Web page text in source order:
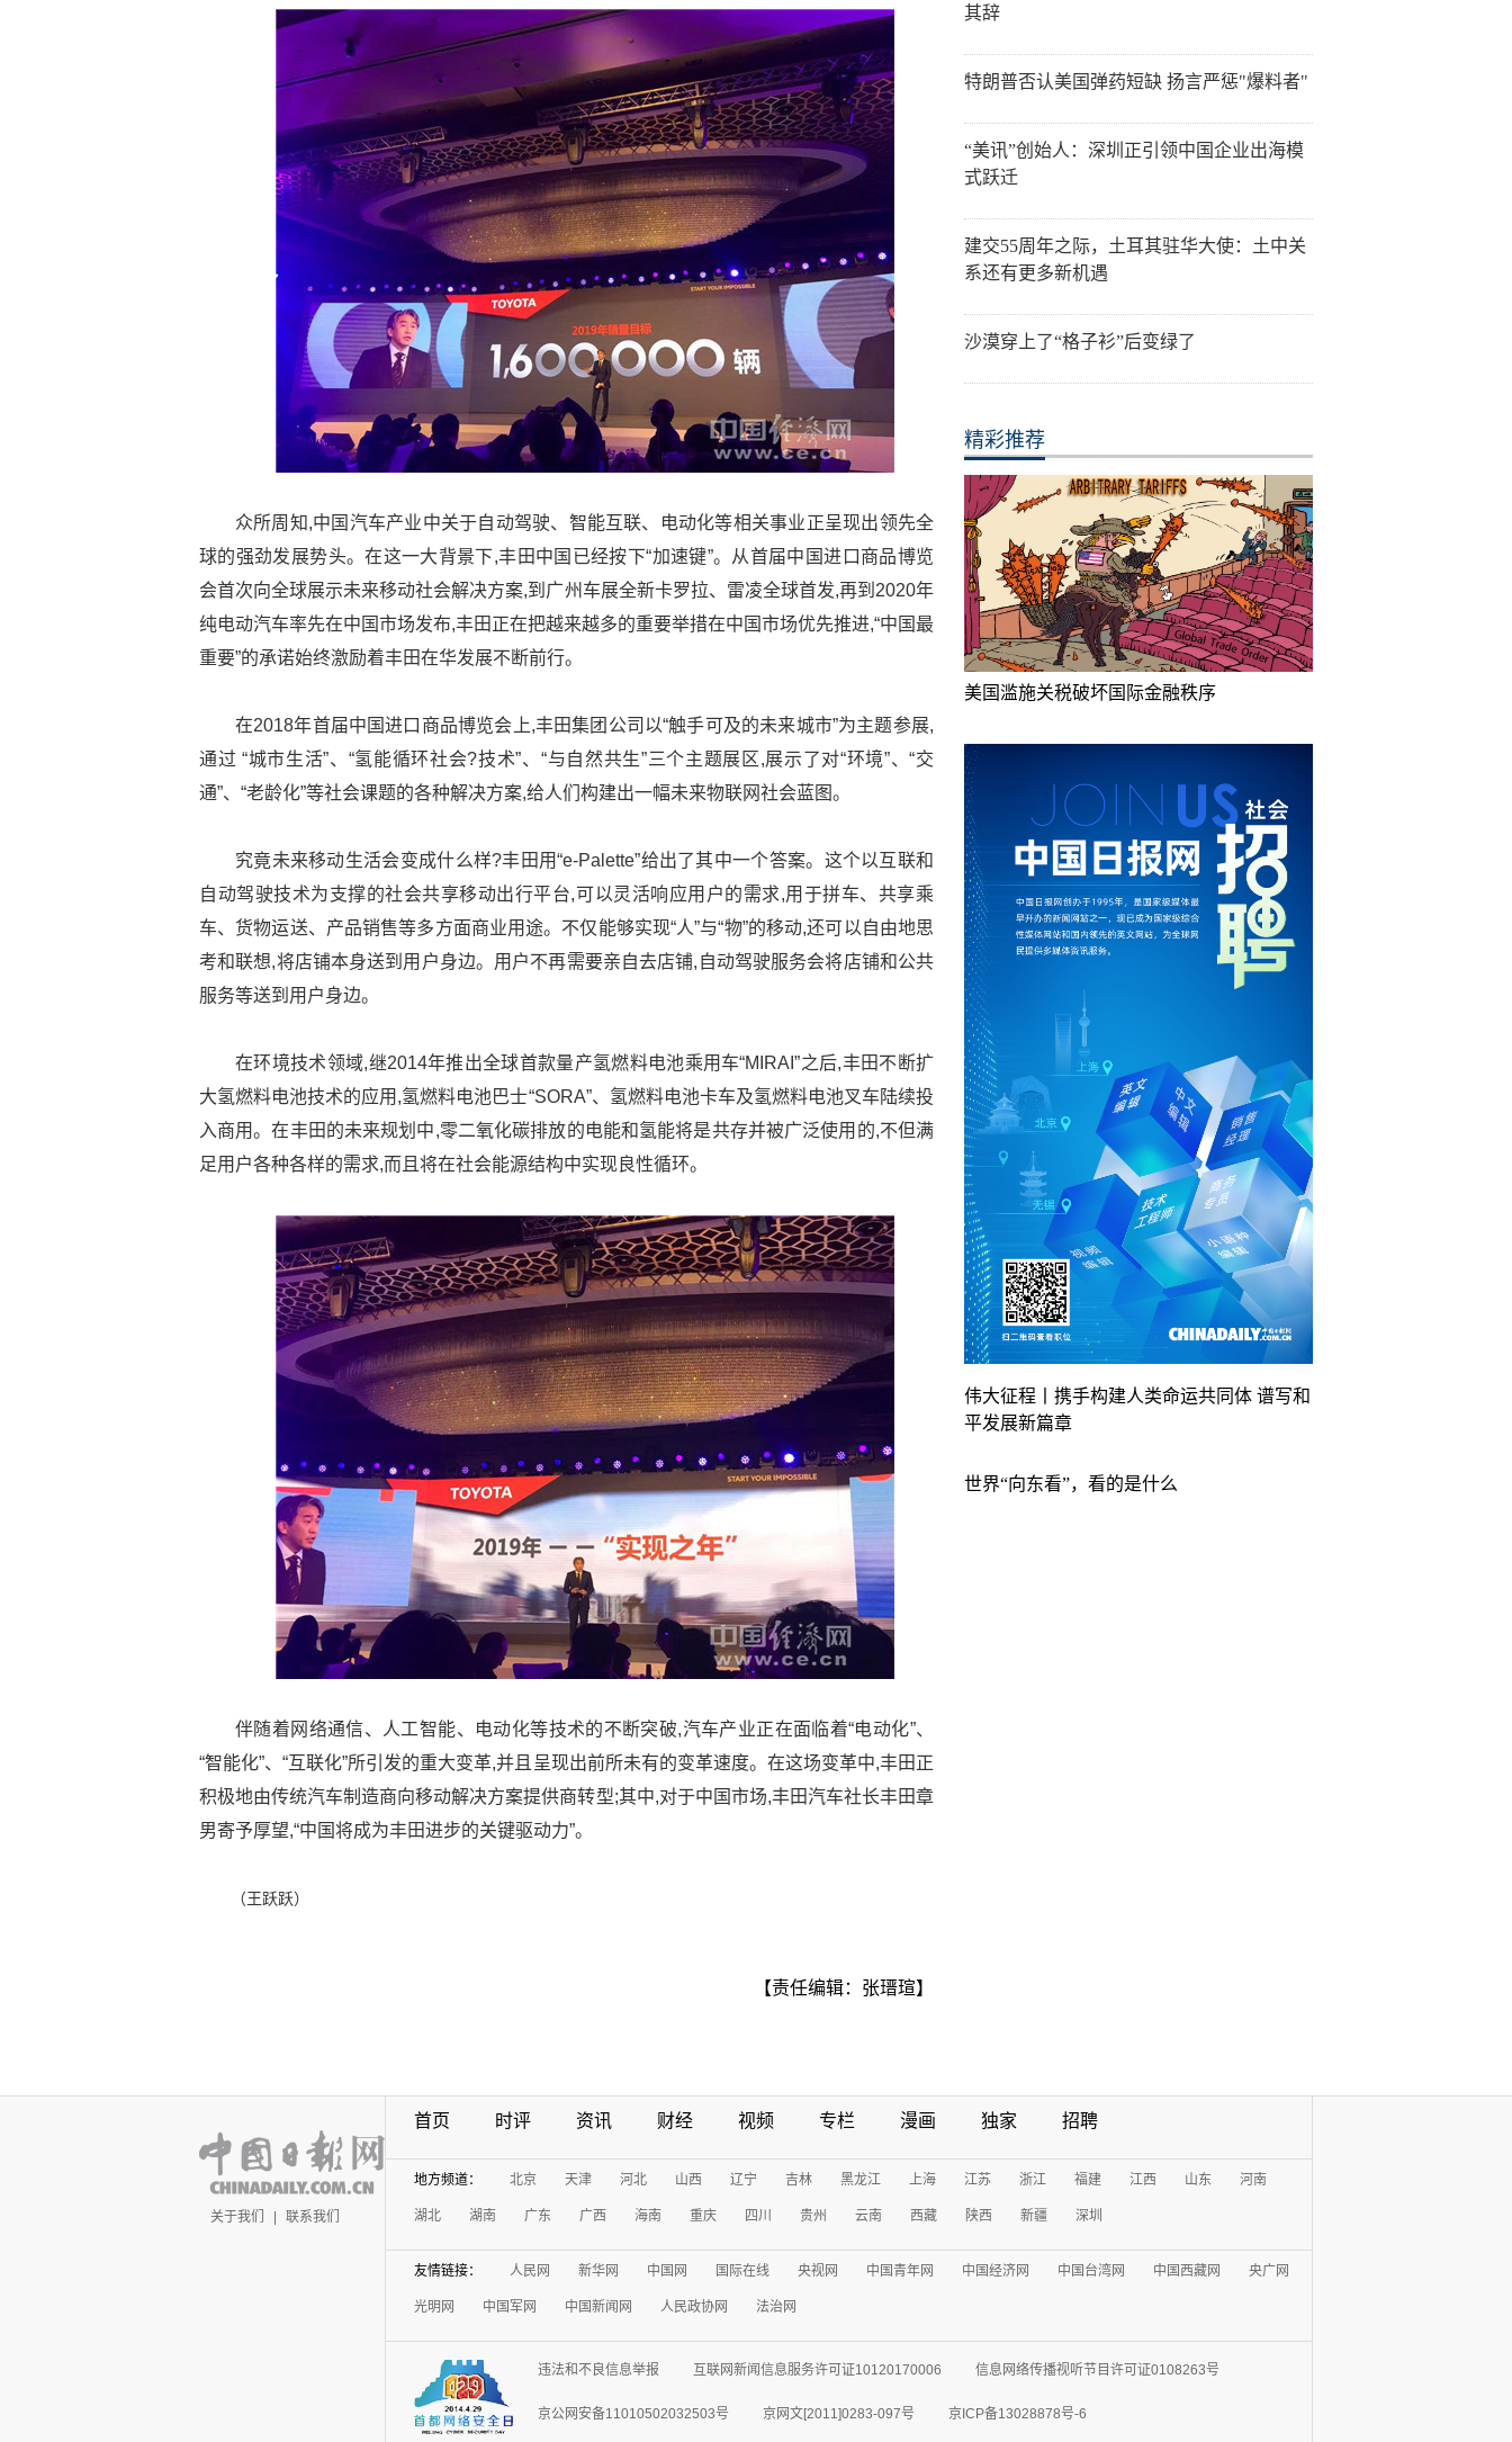
众所周知,中国汽车产业中关于自动驾驶、智能互联、电动化等相关事业正呈现出领先全
球的强劲发展势头。在这一大背景下,丰田中国已经按下“加速键”。从首届中国进口商品博览
会首次向全球展示未来移动社会解决方案,到广州车展全新卡罗拉、雷凌全球首发,再到2020年
纯电动汽车率先在中国市场发布,丰田正在把越来越多的重要举措在中国市场优先推进,“中国最
重要”的承诺始终激励着丰田在华发展不断前行。
在2018年首届中国进口商品博览会上,丰田集团公司以“触手可及的未来城市”为主题参展,
通过 “城市生活”、“氢能循环社会?技术”、“与自然共生”三个主题展区,展示了对“环境”、“交
通”、“老龄化”等社会课题的各种解决方案,给人们构建出一幅未来物联网社会蓝图。
究竟未来移动生活会变成什么样?丰田用“e-Palette”给出了其中一个答案。这个以互联和
自动驾驶技术为支撑的社会共享移动出行平台,可以灵活响应用户的需求,用于拼车、共享乘
车、货物运送、产品销售等多方面商业用途。不仅能够实现“人”与“物”的移动,还可以自由地思
考和联想,将店铺本身送到用户身边。用户不再需要亲自去店铺,自动驾驶服务会将店铺和公共
服务等送到用户身边。
在环境技术领域,继2014年推出全球首款量产氢燃料电池乘用车“MIRAI”之后,丰田不断扩
大氢燃料电池技术的应用,氢燃料电池巴士“SORA”、氢燃料电池卡车及氢燃料电池叉车陆续投
入商用。在丰田的未来规划中,零二氧化碳排放的电能和氢能将是共存并被广泛使用的,不但满
足用户各种各样的需求,而且将在社会能源结构中实现良性循环。
伴随着网络通信、人工智能、电动化等技术的不断突破,汽车产业正在面临着“电动化”、
“智能化”、“互联化”所引发的重大变革,并且呈现出前所未有的变革速度。在这场变革中,丰田正
积极地由传统汽车制造商向移动解决方案提供商转型;其中,对于中国市场,丰田汽车社长丰田章
男寄予厚望,“中国将成为丰田进步的关键驱动力”。
（王跃跃）
【责任编辑：张瑨瑄】
其辞
特朗普否认美国弹药短缺 扬言严惩"爆料者"
“美讯”创始人：深圳正引领中国企业出海模
式跃迁
建交55周年之际，土耳其驻华大使：土中关
系还有更多新机遇
沙漠穿上了“格子衫”后变绿了
精彩推荐
美国滥施关税破坏国际金融秩序
伟大征程丨携手构建人类命运共同体 谱写和
平发展新篇章
世界“向东看”，看的是什么
关于我们 | 联系我们
首页 时评 资讯 财经 视频 专栏 漫画 独家 招聘
地方频道： 北京 天津 河北 山西 辽宁 吉林 黑龙江 上海 江苏 浙江 福建 江西 山东 河南
湖北 湖南 广东 广西 海南 重庆 四川 贵州 云南 西藏 陕西 新疆 深圳
友情链接： 人民网 新华网 中国网 国际在线 央视网 中国青年网 中国经济网 中国台湾网 中国西藏网 央广网
光明网 中国军网 中国新闻网 人民政协网 法治网
违法和不良信息举报 互联网新闻信息服务许可证10120170006 信息网络传播视听节目许可证0108263号
京公网安备11010502032503号 京网文[2011]0283-097号 京ICP备13028878号-6